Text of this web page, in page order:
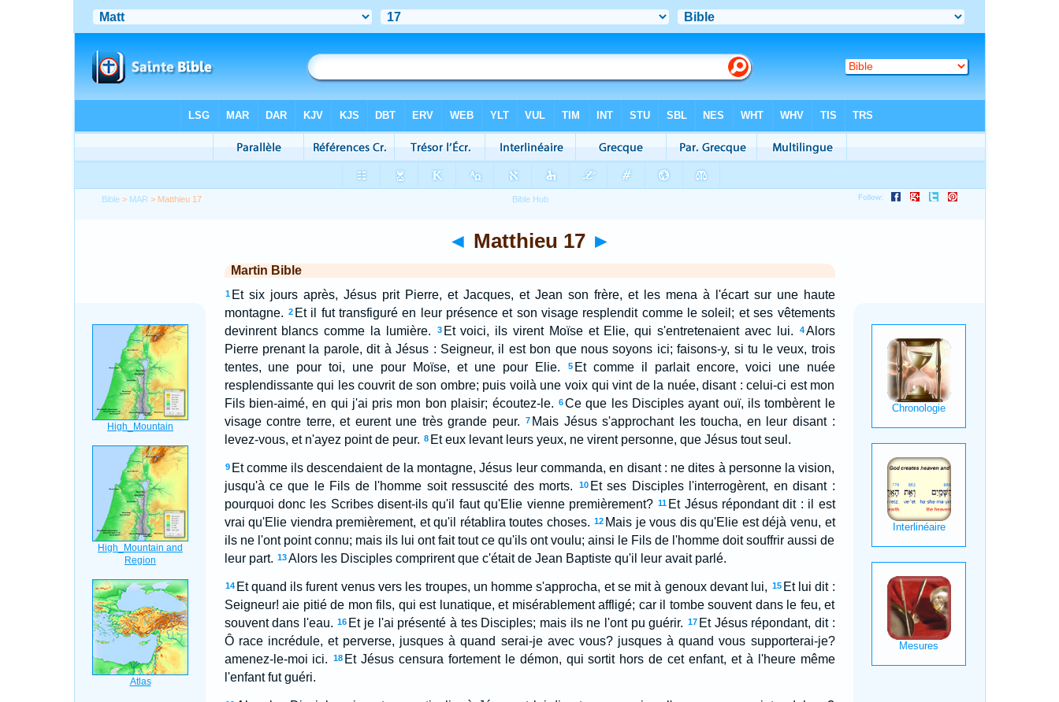
Bible > MAR > Matthieu 17
◄ Matthieu 17 ►
Martin Bible
1 Et six jours après, Jésus prit Pierre, et Jacques, et Jean son frère, et les mena à l'écart sur une haute
montagne. 2 Et il fut transfiguré en leur présence et son visage resplendit comme le soleil; et ses vêtements
devinrent blancs comme la lumière.
3 Et voici, ils virent Moïse et Elie, qui s'entretenaient avec lui. 4 Alors
Pierre prenant la parole, dit à Jésus : Seigneur, il est bon que nous soyons ici; faisons-y, si tu le veux, trois
tentes, une pour toi, une pour Moïse, et une pour Elie.
5 Et comme il parlait encore, voici une nuée
resplendissante qui les couvrit de son ombre; puis voilà une voix qui vint de la nuée, disant : celui-ci est mon
Fils bien-aimé, en qui j'ai pris mon bon plaisir; écoutez-le. 6Ce que les Disciples ayant ouï, ils tombèrent le
visage contre terre, et eurent une très grande peur.
7 Mais Jésus s'approchant les toucha, en leur disant :
levez-vous, et n'ayez point de peur. 8 Et eux levant leurs yeux, ne virent personne, que Jésus tout seul.
9 Et comme ils descendaient de la montagne, Jésus leur commanda, en disant : ne dites à personne la vision,
jusqu'à ce que le Fils de l'homme soit ressuscité des morts.
10 Et ses Disciples l'interrogèrent, en disant :
pourquoi donc les Scribes disent-ils qu'il faut qu'Elie vienne premièrement? 11 Et Jésus répondant dit : il est
vrai qu'Elie viendra premièrement, et qu'il rétablira toutes choses. 12 Mais je vous dis qu'Elie est déjà venu, et
ils ne l'ont point connu; mais ils lui ont fait tout ce qu'ils ont voulu; ainsi le Fils de l'homme doit souffrir aussi de
leur part. 13 Alors les Disciples comprirent que c'était de Jean Baptiste qu'il leur avait parlé.
14 Et quand ils furent venus vers les troupes, un homme s'approcha, et se mit à genoux devant lui, 15 Et lui dit :
Seigneur! aie pitié de mon fils, qui est lunatique, et misérablement affligé; car il tombe souvent dans le feu, et
souvent dans l'eau. 16 Et je l'ai présenté à tes Disciples; mais ils ne l'ont pu guérir. 17 Et Jésus répondant, dit :
Ô race incrédule, et perverse, jusques à quand serai-je avec vous? jusques à quand vous supporterai-je?
amenez-le-moi ici.
18 Et Jésus censura fortement le démon, qui sortit hors de cet enfant, et à l'heure même
l'enfant fut guéri.